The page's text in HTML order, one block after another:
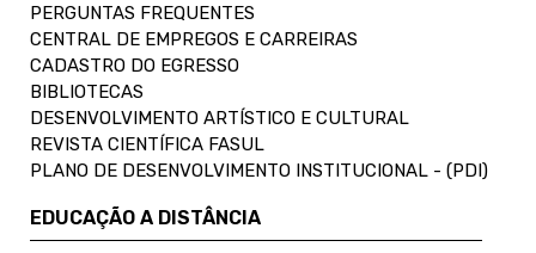
PERGUNTAS FREQUENTES
CENTRAL DE EMPREGOS E CARREIRAS
CADASTRO DO EGRESSO
BIBLIOTECAS
DESENVOLVIMENTO ARTÍSTICO E CULTURAL
REVISTA CIENTÍFICA FASUL
PLANO DE DESENVOLVIMENTO INSTITUCIONAL - (PDI)
EDUCAÇÃO A DISTÂNCIA